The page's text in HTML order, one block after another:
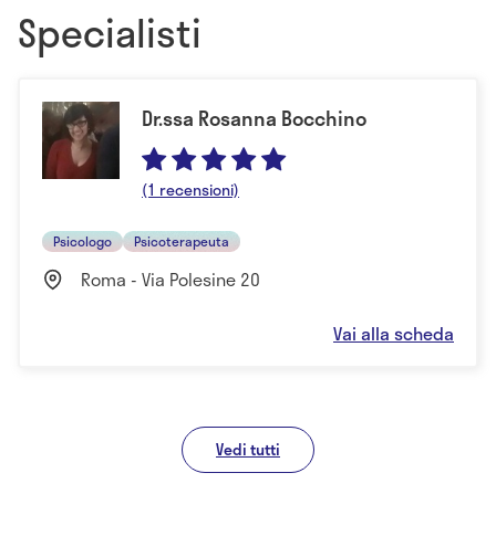
Specialisti
Dr.ssa Rosanna Bocchino
(1 recensioni)
Psicologo Psicoterapeuta
Roma - Via Polesine 20
Vai alla scheda
Vedi tutti